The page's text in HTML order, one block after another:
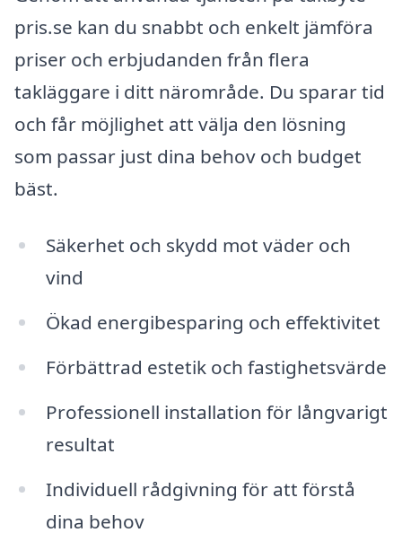
pris.se kan du snabbt och enkelt jämföra
priser och erbjudanden från flera
takläggare i ditt närområde. Du sparar tid
och får möjlighet att välja den lösning
som passar just dina behov och budget
bäst.
Säkerhet och skydd mot väder och
vind
Ökad energibesparing och effektivitet
Förbättrad estetik och fastighetsvärde
Professionell installation för långvarigt
resultat
Individuell rådgivning för att förstå
dina behov